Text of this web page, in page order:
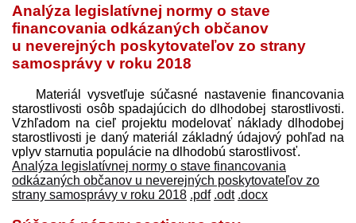
Analýza legislatívnej normy o stave
financovania odkázaných občanov
u neverejných poskytovateľov zo strany
samosprávy v roku 2018
Materiál vysvetľuje súčasné nastavenie financovania
starostlivosti osôb spadajúcich do dlhodobej starostlivosti.
Vzhľadom na cieľ projektu modelovať náklady dlhodobej
starostlivosti je daný materiál základný údajový pohľad na
vplyv starnutia populácie na dlhodobú starostlivosť.
Analýza legislatívnej normy o stave financovania
odkázaných občanov u neverejných poskytovateľov zo
strany samosprávy v roku 2018 .pdf .odt .docx